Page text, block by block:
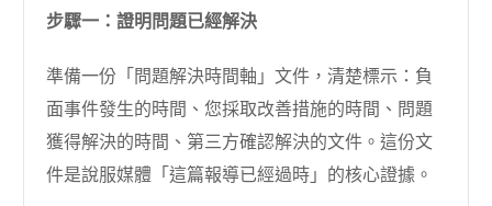
步驟一：證明問題已經解決
準備一份「問題解決時間軸」文件，清楚標示：負
面事件發生的時間、您採取改善措施的時間、問題
獲得解決的時間、第三方確認解決的文件。這份文
件是說服媒體「這篇報導已經過時」的核心證據。